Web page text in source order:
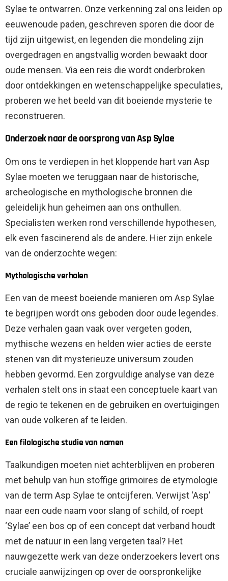
Sylae te ontwarren. Onze verkenning zal ons leiden op
eeuwenoude paden, geschreven sporen die door de
tijd zijn uitgewist, en legenden die mondeling zijn
overgedragen en angstvallig worden bewaakt door
oude mensen. Via een reis die wordt onderbroken
door ontdekkingen en wetenschappelijke speculaties,
proberen we het beeld van dit boeiende mysterie te
reconstrueren.
Onderzoek naar de oorsprong van Asp Sylae
Om ons te verdiepen in het kloppende hart van Asp
Sylae moeten we teruggaan naar de historische,
archeologische en mythologische bronnen die
geleidelijk hun geheimen aan ons onthullen.
Specialisten werken rond verschillende hypothesen,
elk even fascinerend als de andere. Hier zijn enkele
van de onderzochte wegen:
Mythologische verhalen
Een van de meest boeiende manieren om Asp Sylae
te begrijpen wordt ons geboden door oude legendes.
Deze verhalen gaan vaak over vergeten goden,
mythische wezens en helden wier acties de eerste
stenen van dit mysterieuze universum zouden
hebben gevormd. Een zorgvuldige analyse van deze
verhalen stelt ons in staat een conceptuele kaart van
de regio te tekenen en de gebruiken en overtuigingen
van oude volkeren af ​​te leiden.
Een filologische studie van namen
Taalkundigen moeten niet achterblijven en proberen
met behulp van hun stoffige grimoires de etymologie
van de term Asp Sylae te ontcijferen. Verwijst ‘Asp’
naar een oude naam voor slang of schild, of roept
‘Sylae’ een bos op of een concept dat verband houdt
met de natuur in een lang vergeten taal? Het
nauwgezette werk van deze onderzoekers levert ons
cruciale aanwijzingen op over de oorspronkelijke